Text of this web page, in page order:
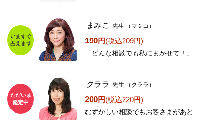
いますぐ
占えます
まみこ 先生 （マミコ）
190円(税込209円)
「どんな相談でも私にまかせて！」...
ただいま
鑑定中
クララ 先生 （クララ）
200円(税込220円)
むずかしい相談でもお客さまがあと...